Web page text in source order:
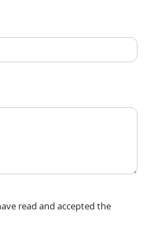
read and accepted the